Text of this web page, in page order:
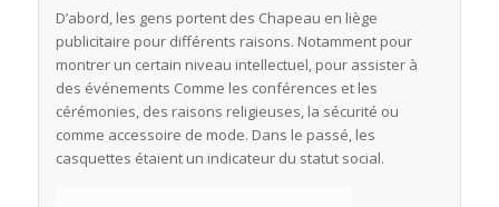
D’abord, les gens portent des Chapeau en liège
publicitaire pour différents raisons. Notamment pour
montrer un certain niveau intellectuel, pour assister à
des événements Comme les conférences et les
cérémonies, des raisons religieuses, la sécurité ou
comme accessoire de mode. Dans le passé, les
casquettes étaient un indicateur du statut social.